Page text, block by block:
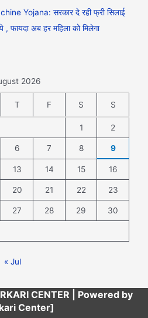
Yojana: सरकार दे रही फ्री सिलाई
अब हर महिला को मिलेगा
2026
T F S S
1 2
6 7 8 9
13 14 15 16
20 21 22 23
27 28 29 30
« Jul
CENTER | Powered by
Center]